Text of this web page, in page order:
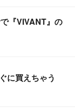
『VIVANT』の
に買えちゃう